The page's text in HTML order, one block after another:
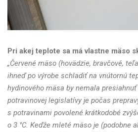
Pri akej teplote sa má vlastne mäso
„Červené mäso (hovädzie, bravčové,
ihneď po výrobe schladiť na vnútornú
hydinového mäsa by nemala presiahnuť
potravinovej legislatívy je počas
s potravinami povolené krátkodobé
o 3 °C. Keďže mleté mäso je (podobne